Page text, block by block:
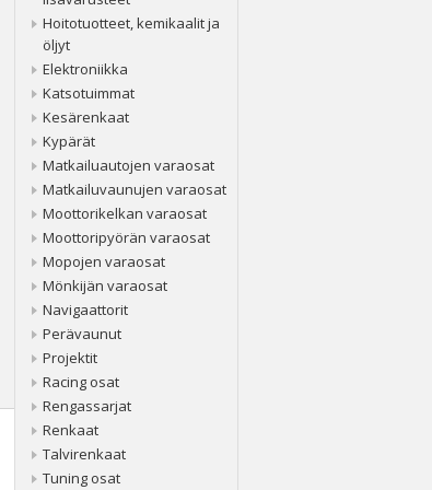
Hoitotuotteet, kemikaalit ja
öljyt
Elektroniikka
Katsotuimmat
Kesärenkaat
Kypärät
Matkailuautojen varaosat
Matkailuvaunujen varaosat
Moottorikelkan varaosat
Moottoripyörän varaosat
Mopojen varaosat
Mönkijän varaosat
Navigaattorit
Perävaunut
Projektit
Racing osat
Rengassarjat
Renkaat
Talvirenkaat
Tuning osat